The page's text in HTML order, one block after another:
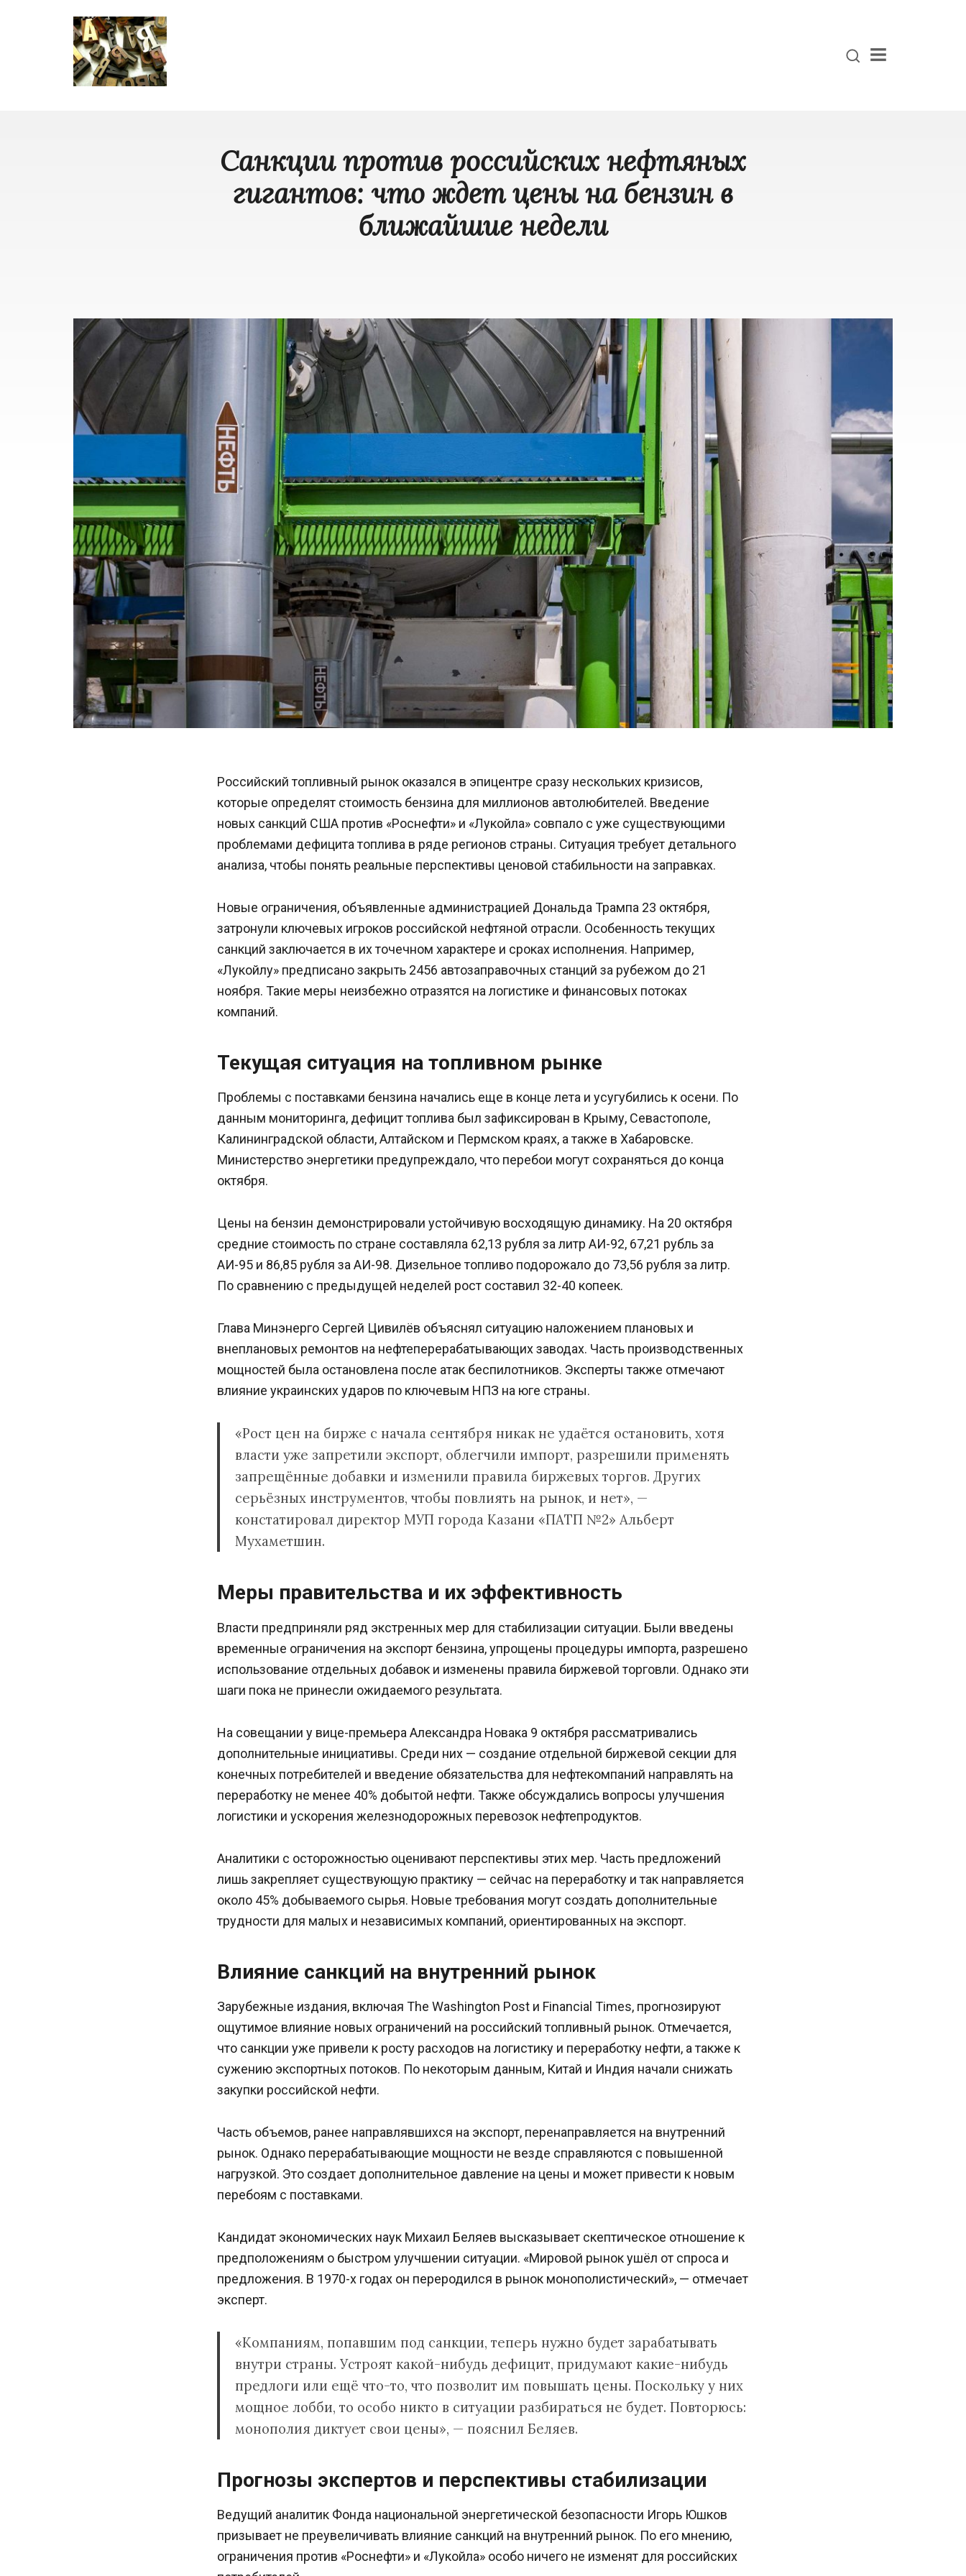
Санкции против российских нефтяных
гигантов: что ждет цены на бензин в
ближайшие недели
Российский топливный рынок оказался в эпицентре сразу нескольких кризисов,
которые определят стоимость бензина для миллионов автолюбителей. Введение
новых санкций США против «Роснефти» и «Лукойла» совпало с уже существующими
проблемами дефицита топлива в ряде регионов страны. Ситуация требует детального
анализа, чтобы понять реальные перспективы ценовой стабильности на заправках.
Новые ограничения, объявленные администрацией Дональда Трампа 23 октября,
затронули ключевых игроков российской нефтяной отрасли. Особенность текущих
санкций заключается в их точечном характере и сроках исполнения. Например,
«Лукойлу» предписано закрыть 2456 автозаправочных станций за рубежом до 21
ноября. Такие меры неизбежно отразятся на логистике и финансовых потоках
компаний.
Текущая ситуация на топливном рынке
Проблемы с поставками бензина начались еще в конце лета и усугубились к осени. По
данным мониторинга, дефицит топлива был зафиксирован в Крыму, Севастополе,
Калининградской области, Алтайском и Пермском краях, а также в Хабаровске.
Министерство энергетики предупреждало, что перебои могут сохраняться до конца
октября.
Цены на бензин демонстрировали устойчивую восходящую динамику. На 20 октября
средние стоимость по стране составляла 62,13 рубля за литр АИ-92, 67,21 рубль за
АИ-95 и 86,85 рубля за АИ-98. Дизельное топливо подорожало до 73,56 рубля за литр.
По сравнению с предыдущей неделей рост составил 32-40 копеек.
Глава Минэнерго Сергей Цивилёв объяснял ситуацию наложением плановых и
внеплановых ремонтов на нефтеперерабатывающих заводах. Часть производственных
мощностей была остановлена после атак беспилотников. Эксперты также отмечают
влияние украинских ударов по ключевым НПЗ на юге страны.
«Рост цен на бирже с начала сентября никак не удаётся остановить, хотя
власти уже запретили экспорт, облегчили импорт, разрешили применять
запрещённые добавки и изменили правила биржевых торгов. Других
серьёзных инструментов, чтобы повлиять на рынок, и нет», —
констатировал директор МУП города Казани «ПАТП №2» Альберт
Мухаметшин.
Меры правительства и их эффективность
Власти предприняли ряд экстренных мер для стабилизации ситуации. Были введены
временные ограничения на экспорт бензина, упрощены процедуры импорта, разрешено
использование отдельных добавок и изменены правила биржевой торговли. Однако эти
шаги пока не принесли ожидаемого результата.
На совещании у вице-премьера Александра Новака 9 октября рассматривались
дополнительные инициативы. Среди них — создание отдельной биржевой секции для
конечных потребителей и введение обязательства для нефтекомпаний направлять на
переработку не менее 40% добытой нефти. Также обсуждались вопросы улучшения
логистики и ускорения железнодорожных перевозок нефтепродуктов.
Аналитики с осторожностью оценивают перспективы этих мер. Часть предложений
лишь закрепляет существующую практику — сейчас на переработку и так направляется
около 45% добываемого сырья. Новые требования могут создать дополнительные
трудности для малых и независимых компаний, ориентированных на экспорт.
Влияние санкций на внутренний рынок
Зарубежные издания, включая The Washington Post и Financial Times, прогнозируют
ощутимое влияние новых ограничений на российский топливный рынок. Отмечается,
что санкции уже привели к росту расходов на логистику и переработку нефти, а также к
сужению экспортных потоков. По некоторым данным, Китай и Индия начали снижать
закупки российской нефти.
Часть объемов, ранее направлявшихся на экспорт, перенаправляется на внутренний
рынок. Однако перерабатывающие мощности не везде справляются с повышенной
нагрузкой. Это создает дополнительное давление на цены и может привести к новым
перебоям с поставками.
Кандидат экономических наук Михаил Беляев высказывает скептическое отношение к
предположениям о быстром улучшении ситуации. «Мировой рынок ушёл от спроса и
предложения. В 1970-х годах он переродился в рынок монополистический», — отмечает
эксперт.
«Компаниям, попавшим под санкции, теперь нужно будет зарабатывать
внутри страны. Устроят какой-нибудь дефицит, придумают какие-нибудь
предлоги или ещё что-то, что позволит им повышать цены. Поскольку у них
мощное лобби, то особо никто в ситуации разбираться не будет. Повторюсь:
монополия диктует свои цены», — пояснил Беляев.
Прогнозы экспертов и перспективы стабилизации
Ведущий аналитик Фонда национальной энергетической безопасности Игорь Юшков
призывает не преувеличивать влияние санкций на внутренний рынок. По его мнению,
ограничения против «Роснефти» и «Лукойла» особо ничего не изменят для российских